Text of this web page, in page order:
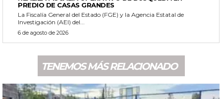
PREDIO DE CASAS GRANDES
La Fiscalía General del Estado (FGE) y la Agencia Estatal de
Investigación (AEI) del...
6 de agosto de 2026
TENEMOS MÁS RELACIONADO